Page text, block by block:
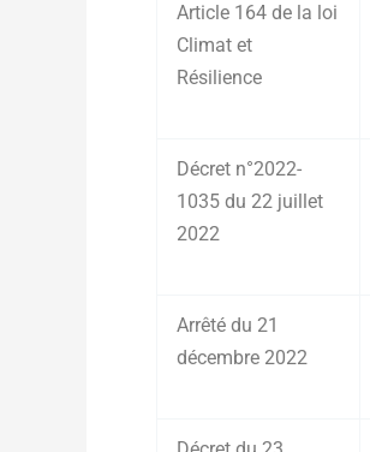
Article 164 de la loi
Climat et
Résilience
Décret n°2022-
1035 du 22 juillet
2022
Arrêté du 21
décembre 2022